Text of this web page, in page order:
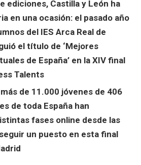
ediciones, Castilla y León ha
en una ocasión: el pasado año
del IES Arca Real de
el título de ‘Mejores
de España’ en la XIV final
Talents
de 11.000 jóvenes de 406
de toda España han
fases online desde las
un puesto en esta final